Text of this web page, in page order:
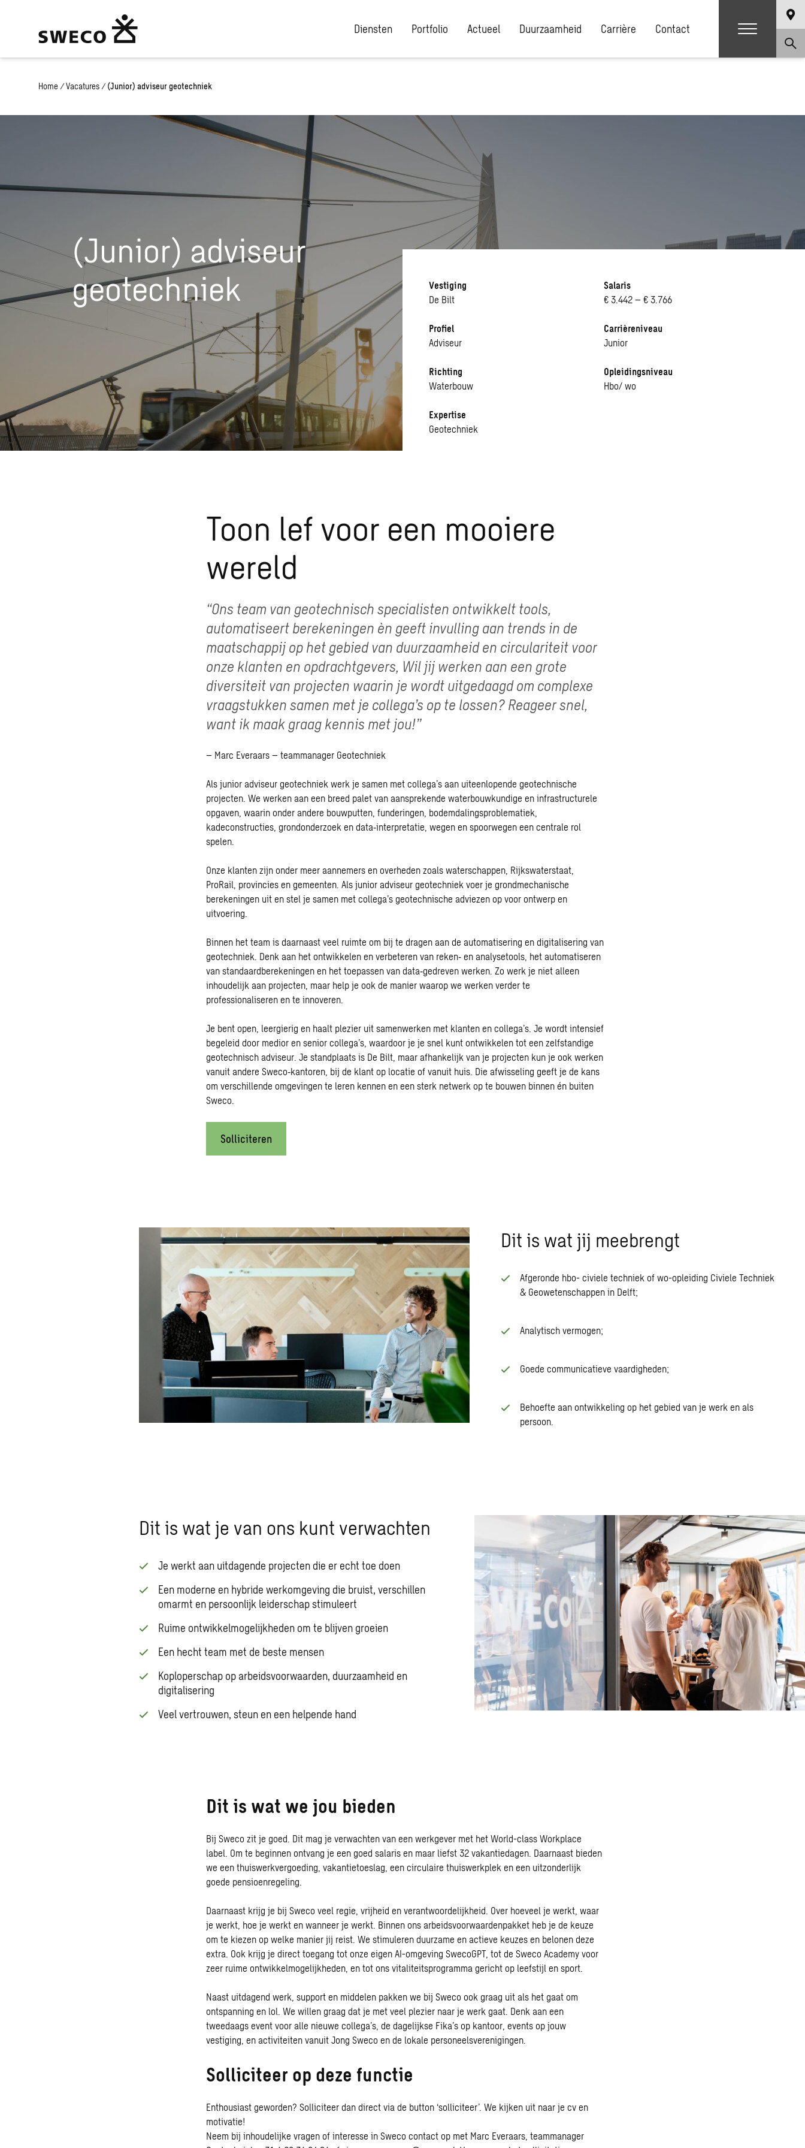
Diensten Portfolio Actueel Duurzaamheid Carrière Contact
Home / Vacatures / (Junior) adviseur geotechniek
(Junior) adviseur
geotechniek
Vestiging
De Bilt
Salaris
€ 3.442 – € 3.766
Profiel
Adviseur
Carrièreniveau
Junior
Richting
Waterbouw
Opleidingsniveau
Hbo/ wo
Expertise
Geotechniek
Toon lef voor een mooiere
wereld
“Ons team van geotechnisch specialisten ontwikkelt tools,
automatiseert berekeningen èn geeft invulling aan trends in de
maatschappij op het gebied van duurzaamheid en circulariteit voor
onze klanten en opdrachtgevers, Wil jij werken aan een grote
diversiteit van projecten waarin je wordt uitgedaagd om complexe
vraagstukken samen met je collega’s op te lossen? Reageer snel,
want ik maak graag kennis met jou!”
– Marc Everaars – teammanager Geotechniek
Als junior adviseur geotechniek werk je samen met collega’s aan uiteenlopende geotechnische
projecten. We werken aan een breed palet van aansprekende waterbouwkundige en infrastructurele
opgaven, waarin onder andere bouwputten, funderingen, bodemdalingsproblematiek,
kadeconstructies, grondonderzoek en data‑interpretatie, wegen en spoorwegen een centrale rol
spelen.
Onze klanten zijn onder meer aannemers en overheden zoals waterschappen, Rijkswaterstaat,
ProRail, provincies en gemeenten. Als junior adviseur geotechniek voer je grondmechanische
berekeningen uit en stel je samen met collega’s geotechnische adviezen op voor ontwerp en
uitvoering.
Binnen het team is daarnaast veel ruimte om bij te dragen aan de automatisering en digitalisering van
geotechniek. Denk aan het ontwikkelen en verbeteren van reken‑ en analysetools, het automatiseren
van standaardberekeningen en het toepassen van data‑gedreven werken. Zo werk je niet alleen
inhoudelijk aan projecten, maar help je ook de manier waarop we werken verder te
professionaliseren en te innoveren.
Je bent open, leergierig en haalt plezier uit samenwerken met klanten en collega’s. Je wordt intensief
begeleid door medior en senior collega’s, waardoor je je snel kunt ontwikkelen tot een zelfstandige
geotechnisch adviseur. Je standplaats is De Bilt, maar afhankelijk van je projecten kun je ook werken
vanuit andere Sweco‑kantoren, bij de klant op locatie of vanuit huis. Die afwisseling geeft je de kans
om verschillende omgevingen te leren kennen en een sterk netwerk op te bouwen binnen én buiten
Sweco.
Solliciteren
Dit is wat jij meebrengt
Afgeronde hbo- civiele techniek of wo-opleiding Civiele Techniek
& Geowetenschappen in Delft;
Analytisch vermogen;
Goede communicatieve vaardigheden;
Behoefte aan ontwikkeling op het gebied van je werk en als
persoon.
Dit is wat je van ons kunt verwachten
Je werkt aan uitdagende projecten die er echt toe doen
Een moderne en hybride werkomgeving die bruist, verschillen
omarmt en persoonlijk leiderschap stimuleert
Ruime ontwikkelmogelijkheden om te blijven groeien
Een hecht team met de beste mensen
Koploperschap op arbeidsvoorwaarden, duurzaamheid en
digitalisering
Veel vertrouwen, steun en een helpende hand
Dit is wat we jou bieden
Bij Sweco zit je goed. Dit mag je verwachten van een werkgever met het World-class Workplace
label. Om te beginnen ontvang je een goed salaris en maar liefst 32 vakantiedagen. Daarnaast bieden
we een thuiswerkvergoeding, vakantietoeslag, een circulaire thuiswerkplek en een uitzonderlijk
goede pensioenregeling.
Daarnaast krijg je bij Sweco veel regie, vrijheid en verantwoordelijkheid. Over hoeveel je werkt, waar
je werkt, hoe je werkt en wanneer je werkt. Binnen ons arbeidsvoorwaardenpakket heb je de keuze
om te kiezen op welke manier jij reist. We stimuleren duurzame en actieve keuzes en belonen deze
extra. Ook krijg je direct toegang tot onze eigen AI-omgeving SwecoGPT, tot de Sweco Academy voor
zeer ruime ontwikkelmogelijkheden, en tot ons vitaliteitsprogramma gericht op leefstijl en sport.
Naast uitdagend werk, support en middelen pakken we bij Sweco ook graag uit als het gaat om
ontspanning en lol. We willen graag dat je met veel plezier naar je werk gaat. Denk aan een
tweedaags event voor alle nieuwe collega’s, de dagelijkse Fika’s op kantoor, events op jouw
vestiging, en activiteiten vanuit Jong Sweco en de lokale personeelsverenigingen.
Solliciteer op deze functie
Enthousiast geworden? Solliciteer dan direct via de button ‘solliciteer’. We kijken uit naar je cv en
motivatie!
Neem bij inhoudelijke vragen of interesse in Sweco contact op met Marc Everaars, teammanager